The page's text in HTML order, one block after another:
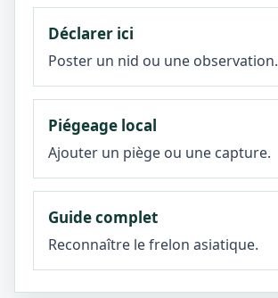
Déclarer ici
Poster un nid ou une observation.
Piégeage local
Ajouter un piège ou une capture.
Guide complet
Reconnaître le frelon asiatique.